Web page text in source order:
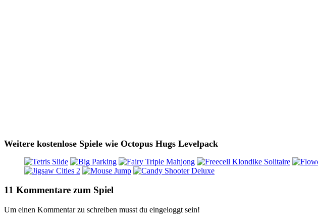
Weitere kostenlose Spiele wie Octopus Hugs Levelpack
11 Kommentare zum Spiel
Um einen Kommentar zu schreiben musst du eingeloggt sein!